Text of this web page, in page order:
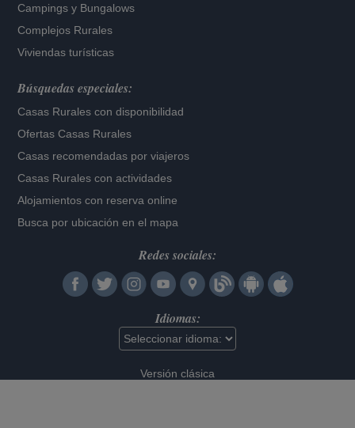
Campings y Bungalows
Complejos Rurales
Viviendas turísticas
Búsquedas especiales:
Casas Rurales con disponibilidad
Ofertas Casas Rurales
Casas recomendadas por viajeros
Casas Rurales con actividades
Alojamientos con reserva online
Busca por ubicación en el mapa
Redes sociales:
Idiomas:
Versión clásica